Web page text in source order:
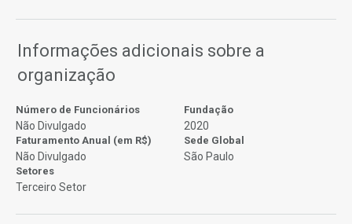
Informações adicionais sobre a
organização
Número de Funcionários
Não Divulgado
Fundação
2020
Faturamento Anual (em R$)
Não Divulgado
Sede Global
São Paulo
Setores
Terceiro Setor